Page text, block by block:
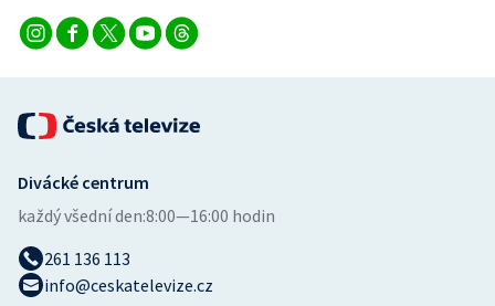
Volejbal
Ostatní
Divácké centrum
každý všední den:8:00—16:00 hodin
261 136 113
info@ceskatelevize.cz